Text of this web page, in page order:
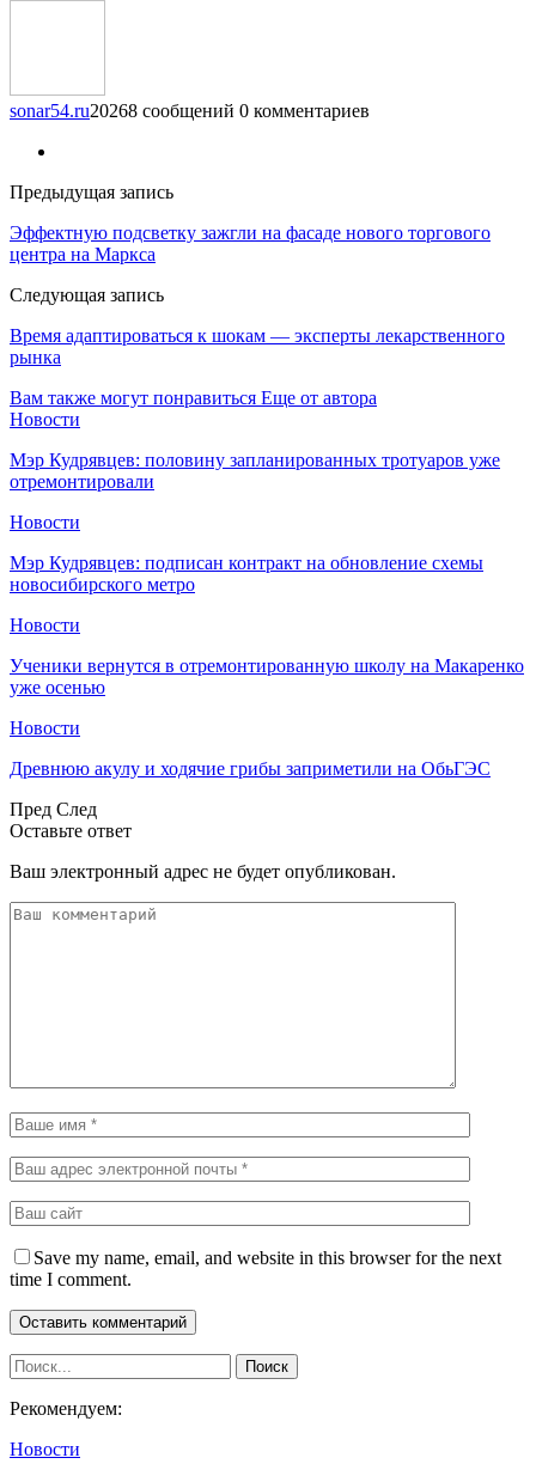
sonar54.ru20268 сообщений 0 комментариев
Предыдущая запись
Эффектную подсветку зажгли на фасаде нового торгового
центра на Маркса
Следующая запись
Время адаптироваться к шокам — эксперты лекарственного
рынка
Вам также могут понравиться Еще от автора
Новости
Мэр Кудрявцев: половину запланированных тротуаров уже
отремонтировали
Новости
Мэр Кудрявцев: подписан контракт на обновление схемы
новосибирского метро
Новости
Ученики вернутся в отремонтированную школу на Макаренко
уже осенью
Новости
Древнюю акулу и ходячие грибы заприметили на ОбьГЭС
Пред След
Оставьте ответ
Ваш электронный адрес не будет опубликован.
Save my name, email, and website in this browser for the next
time I comment.
Рекомендуем:
Новости